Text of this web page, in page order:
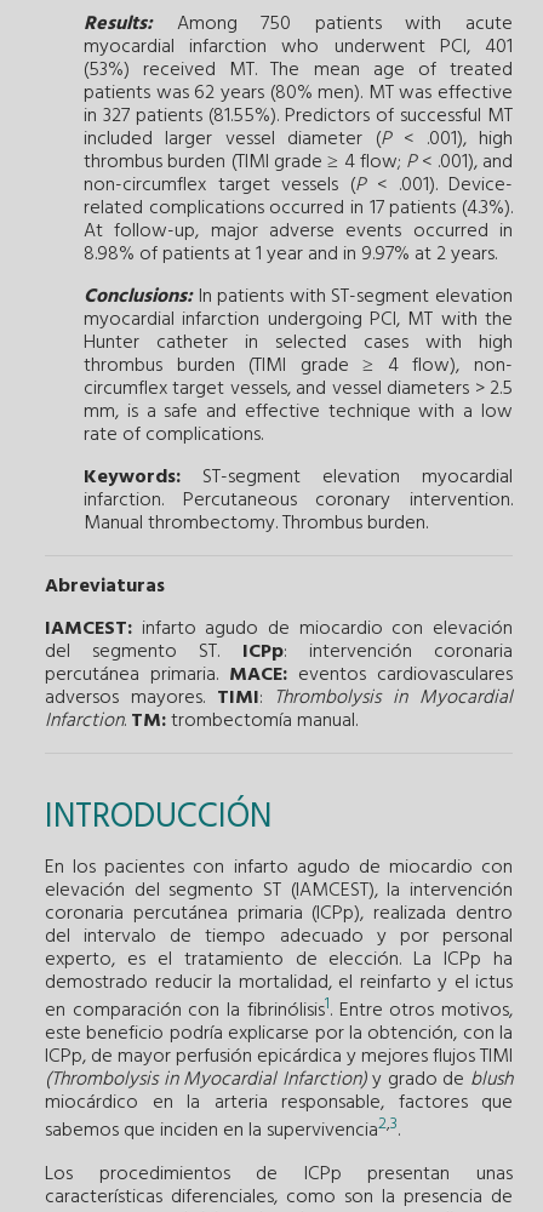
Results:Among 750 patients with acute
myocardial infarction who underwent PCI, 401
(53%) received MT. The mean age of treated
patients was 62 years (80% men). MT was effective
in 327 patients (81.55%). Predictors of successful MT
included larger vessel diameter (P< .001), high
thrombus burden (TIMI grade ≥ 4 flow; P< .001), and
non-circumflex target vessels (P< .001). Device-
related complications occurred in 17 patients (4.3%).
At follow-up, major adverse events occurred in
8.98% of patients at 1 year and in 9.97% at 2 years.
Conclusions:In patients with ST-segment elevation
myocardial infarction undergoing PCI, MT with the
Hunter catheter in selected cases with high
thrombus burden (TIMI grade ≥ 4 flow), non-
circumflex target vessels, and vessel diameters > 2.5
mm, is a safe and effective technique with a low
rate of complications.
Keywords:
ST-segment elevation myocardial
infarction. Percutaneous coronary intervention.
Manual thrombectomy.Thrombus burden.
Abreviaturas
IAMCEST: infarto agudo de miocardio con elevación
del segmento ST. ICPp: intervención coronaria
percutánea primaria. MACE: eventos cardiovasculares
adversos mayores. TIMI: Thrombolysis in Myocardial
Infarction.TM:trombectomía manual.
INTRODUCCIÓN
En los pacientes con infarto agudo de miocardio con
elevación del segmento ST (IAMCEST), la intervención
coronaria percutánea primaria (ICPp), realizada dentro
del intervalo de tiempo adecuado y por personal
experto, es el tratamiento de elección. La ICPp ha
demostrado reducir la mortalidad, el reinfarto y el ictus
en comparación con la fibrinólisis1. Entre otros motivos,
este beneficio podría explicarse por la obtención, con la
ICPp, de mayor perfusión epicárdica y mejores flujos TIMI
(Thrombolysis in Myocardial Infarction)y grado de blush
miocárdico en la arteria responsable, factores que
sabemos que inciden en la supervivencia2,3.
Los procedimientos de ICPp presentan unas
características diferenciales, como son la presencia de